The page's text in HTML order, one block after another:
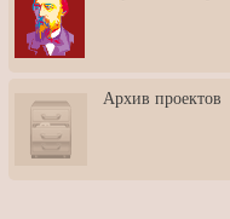
3: Обусловленности
человека и их влияние на
карьеру
скульптором Дмитрием
Тугариновым
АртБульвар в День города
Архив проектов